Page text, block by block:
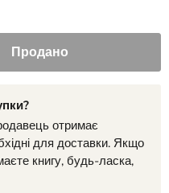
Продано
отримає
для доставки. Якщо
книгу, будь-ласка,